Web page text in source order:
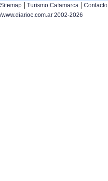
Sitemap | Turismo Catamarca | Contacto
/www.diarioc.com.ar 2002-2026